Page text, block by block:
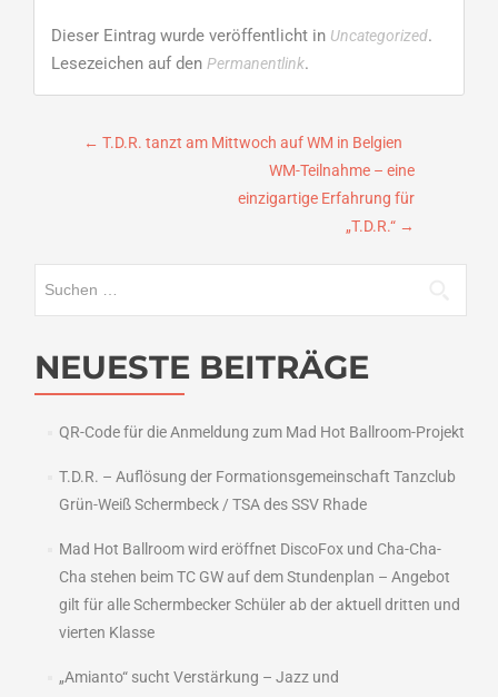
Dieser Eintrag wurde veröffentlicht in Uncategorized.
Lesezeichen auf den Permanentlink.
Beitragsnavigation
← T.D.R. tanzt am Mittwoch auf WM in Belgien
WM-Teilnahme – eine
einzigartige Erfahrung für
„T.D.R.“ →
NEUESTE BEITRÄGE
QR-Code für die Anmeldung zum Mad Hot Ballroom-Projekt
T.D.R. – Auflösung der Formationsgemeinschaft Tanzclub
Grün-Weiß Schermbeck / TSA des SSV Rhade
Mad Hot Ballroom wird eröffnet DiscoFox und Cha-Cha-
Cha stehen beim TC GW auf dem Stundenplan – Angebot
gilt für alle Schermbecker Schüler ab der aktuell dritten und
vierten Klasse
„Amianto“ sucht Verstärkung – Jazz und